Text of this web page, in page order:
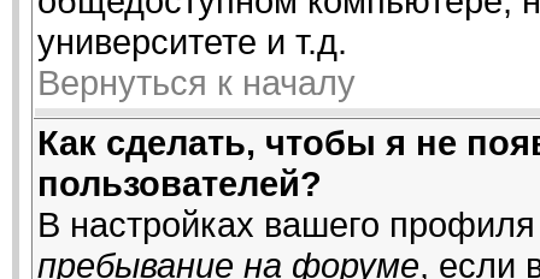
университете и т.д.
Вернуться к началу
Как сделать, чтобы я не
пользователей?
В настройках вашего
пребывание на форуме, если